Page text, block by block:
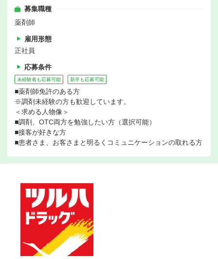
募集職種
薬剤師
雇用形態
正社員
応募条件
未経験者も応募可能 新卒も応募可能
■薬剤師免許のある方
※調剤未経験の方も歓迎しています。
＜求める人物像＞
■調剤、OTC両方を勉強したい方（選択可能）
■接客が好きな方
■患者さま、お客さまと明るくコミュニケーションの取れる方